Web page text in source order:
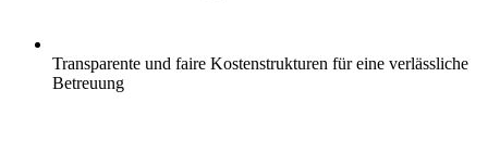
Transparente und faire Kostenstrukturen für eine verlässliche
Betreuung